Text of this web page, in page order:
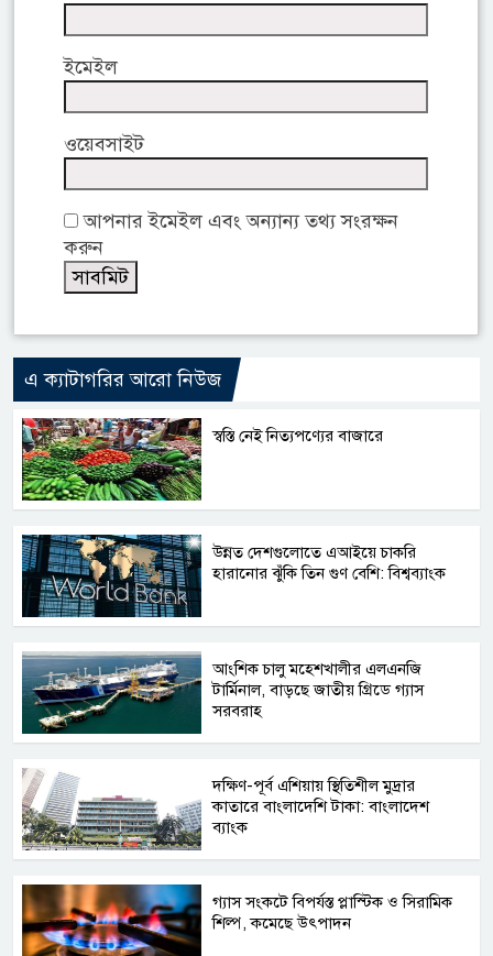
ইমেইল
ওয়েবসাইট
আপনার ইমেইল এবং অন্যান্য তথ্য সংরক্ষন
করুন
এ ক্যাটাগরির আরো নিউজ
স্বস্তি নেই নিত্যপণ্যের বাজারে
উন্নত দেশগুলোতে এআইয়ে চাকরি
হারানোর ঝুঁকি তিন গুণ বেশি: বিশ্বব্যাংক
আংশিক চালু মহেশখালীর এলএনজি
টার্মিনাল, বাড়ছে জাতীয় গ্রিডে গ্যাস
সরবরাহ
দক্ষিণ-পূর্ব এশিয়ায় স্থিতিশীল মুদ্রার
কাতারে বাংলাদেশি টাকা: বাংলাদেশ
ব্যাংক
গ্যাস সংকটে বিপর্যস্ত প্লাস্টিক ও সিরামিক
শিল্প, কমেছে উৎপাদন